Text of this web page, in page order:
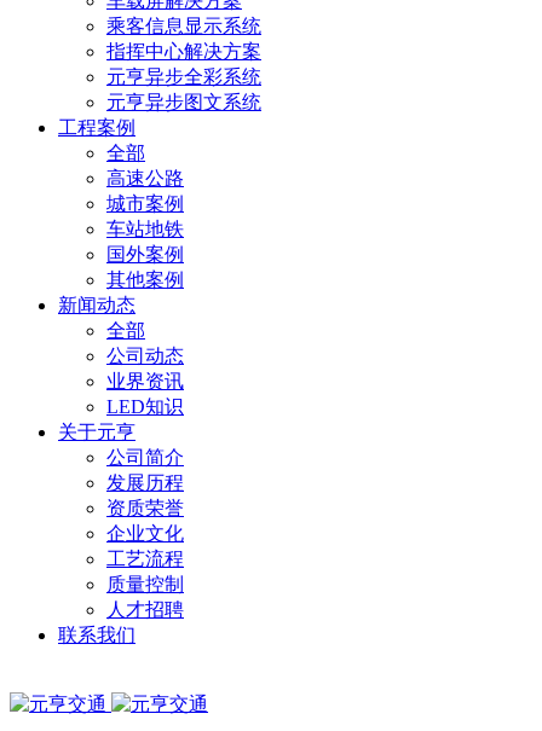
乘客信息显示系统
指挥中心解决方案
元亨异步全彩系统
元亨异步图文系统
工程案例
全部
高速公路
城市案例
车站地铁
国外案例
其他案例
新闻动态
全部
公司动态
业界资讯
LED知识
关于元亨
公司简介
发展历程
资质荣誉
企业文化
工艺流程
质量控制
人才招聘
联系我们